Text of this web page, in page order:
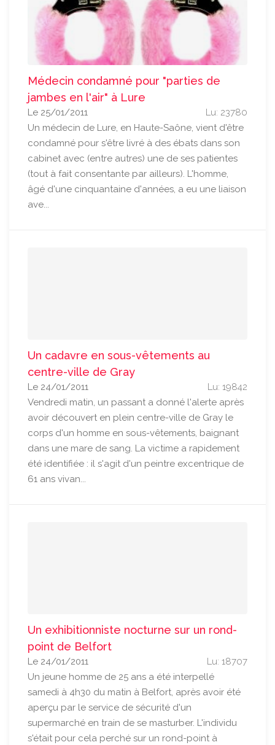
Médecin condamné pour "parties de
jambes en l'air" à Lure
Lu: 23780
Le 25/01/2011
Un médecin de Lure, en Haute-Saône, vient d'être
condamné pour s'être livré à des ébats dans son
cabinet avec (entre autres) une de ses patientes
(tout à fait consentante par ailleurs). L'homme,
âgé d'une cinquantaine d'années, a eu une liaison
ave...
Un cadavre en sous-vêtements au
centre-ville de Gray
Lu: 19842
Le 24/01/2011
Vendredi matin, un passant a donné l'alerte après
avoir découvert en plein centre-ville de Gray le
corps d'un homme en sous-vêtements, baignant
dans une mare de sang. La victime a rapidement
été identifiée : il s'agit d'un peintre excentrique de
61 ans vivan...
Un exhibitionniste nocturne sur un rond-
point de Belfort
Lu: 18707
Le 24/01/2011
Un jeune homme de 25 ans a été interpellé
samedi à 4h30 du matin à Belfort, après avoir été
aperçu par le service de sécurité d'un
supermarché en train de se masturber. L'individu
s'était pour cela perché sur un rond-point à